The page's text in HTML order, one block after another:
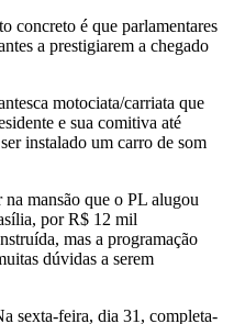
concreto é que parlamentares
a prestigiarem a chegado
motociata/carriata que
e sua comitiva até
instalado um carro de som
mansão que o PL alugou
por R$ 12 mil
mas a programação
dúvidas a serem
sexta-feira, dia 31, completa-